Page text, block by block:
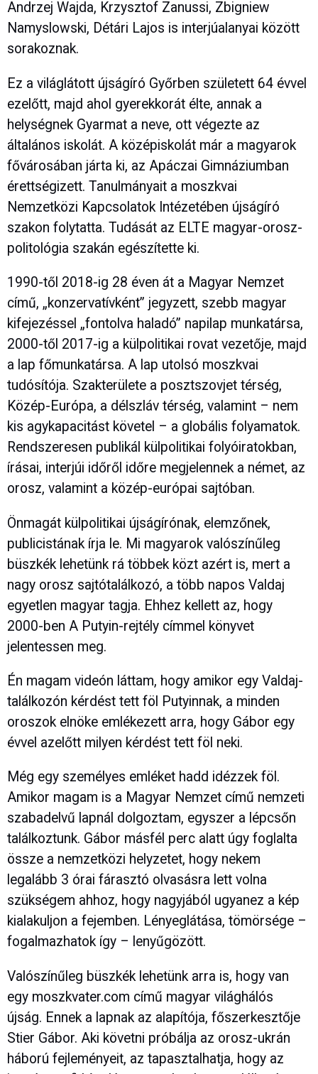
Andrzej Wajda, Krzysztof Zanussi, Zbigniew
Namyslowski, Détári Lajos is interjúalanyai között
sorakoznak.
Ez a világlátott újságíró Győrben született 64 évvel
ezelőtt, majd ahol gyerekkorát élte, annak a
helységnek Gyarmat a neve, ott végezte az
általános iskolát. A középiskolát már a magyarok
fővárosában járta ki, az Apáczai Gimnáziumban
érettségizett. Tanulmányait a moszkvai
Nemzetközi Kapcsolatok Intézetében újságíró
szakon folytatta. Tudását az ELTE magyar-orosz-
politológia szakán egészítette ki.
1990-től 2018-ig 28 éven át a Magyar Nemzet
című, „konzervatívként” jegyzett, szebb magyar
kifejezéssel „fontolva haladó” napilap munkatársa,
2000-től 2017-ig a külpolitikai rovat vezetője, majd
a lap főmunkatársa. A lap utolsó moszkvai
tudósítója. Szakterülete a posztszovjet térség,
Közép-Európa, a délszláv térség, valamint – nem
kis agykapacitást követel – a globális folyamatok.
Rendszeresen publikál külpolitikai folyóiratokban,
írásai, interjúi időről időre megjelennek a német, az
orosz, valamint a közép-európai sajtóban.
Önmagát külpolitikai újságírónak, elemzőnek,
publicistának írja le. Mi magyarok valószínűleg
büszkék lehetünk rá többek közt azért is, mert a
nagy orosz sajtótalálkozó, a több napos Valdaj
egyetlen magyar tagja. Ehhez kellett az, hogy
2000-ben A Putyin-rejtély címmel könyvet
jelentessen meg.
Én magam videón láttam, hogy amikor egy Valdaj-
találkozón kérdést tett föl Putyinnak, a minden
oroszok elnöke emlékezett arra, hogy Gábor egy
évvel azelőtt milyen kérdést tett föl neki.
Még egy személyes emléket hadd idézzek föl.
Amikor magam is a Magyar Nemzet című nemzeti
szabadelvű lapnál dolgoztam, egyszer a lépcsőn
találkoztunk. Gábor másfél perc alatt úgy foglalta
össze a nemzetközi helyzetet, hogy nekem
legalább 3 órai fárasztó olvasásra lett volna
szükségem ahhoz, hogy nagyjából ugyanez a kép
kialakuljon a fejemben. Lényeglátása, tömörsége –
fogalmazhatok így – lenyűgözött.
Valószínűleg büszkék lehetünk arra is, hogy van
egy moszkvater.com című magyar világhálós
újság. Ennek a lapnak az alapítója, főszerkesztője
Stier Gábor. Aki követni próbálja az orosz-ukrán
háború fejleményeit, az tapasztalhatja, hogy az